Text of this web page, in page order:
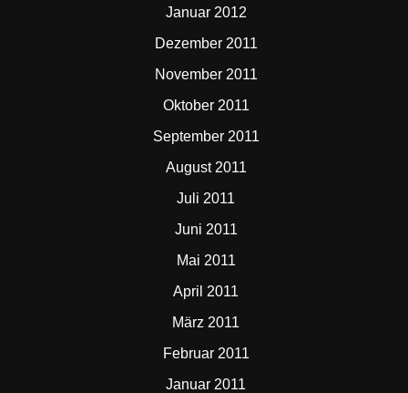
Januar 2012
Dezember 2011
November 2011
Oktober 2011
September 2011
August 2011
Juli 2011
Juni 2011
Mai 2011
April 2011
März 2011
Februar 2011
Januar 2011